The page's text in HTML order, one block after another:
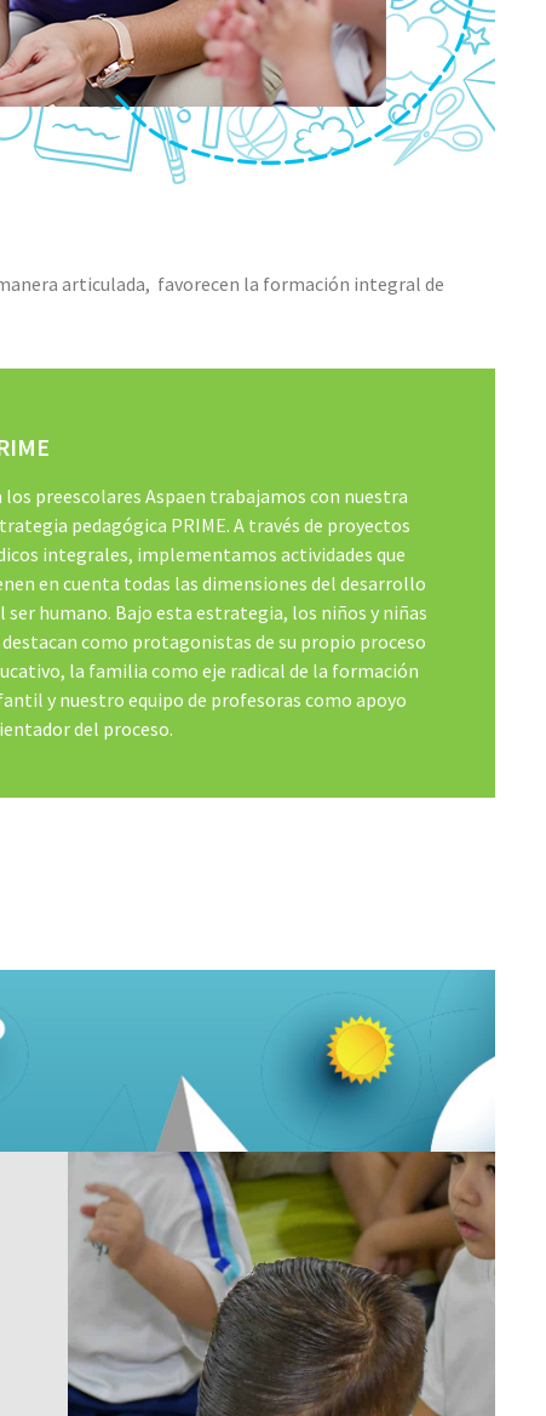
articulada, favorecen la formación integral de
los preescolares Aspaen trabajamos con nuestra
pedagógica PRIME. A través de proyectos
integrales, implementamos actividades que
en cuenta todas las dimensiones del desarrollo
ser humano. Bajo esta estrategia, los niños y niñas
destacan como protagonistas de su propio proceso
la familia como eje radical de la formación
y nuestro equipo de profesoras como apoyo
del proceso.